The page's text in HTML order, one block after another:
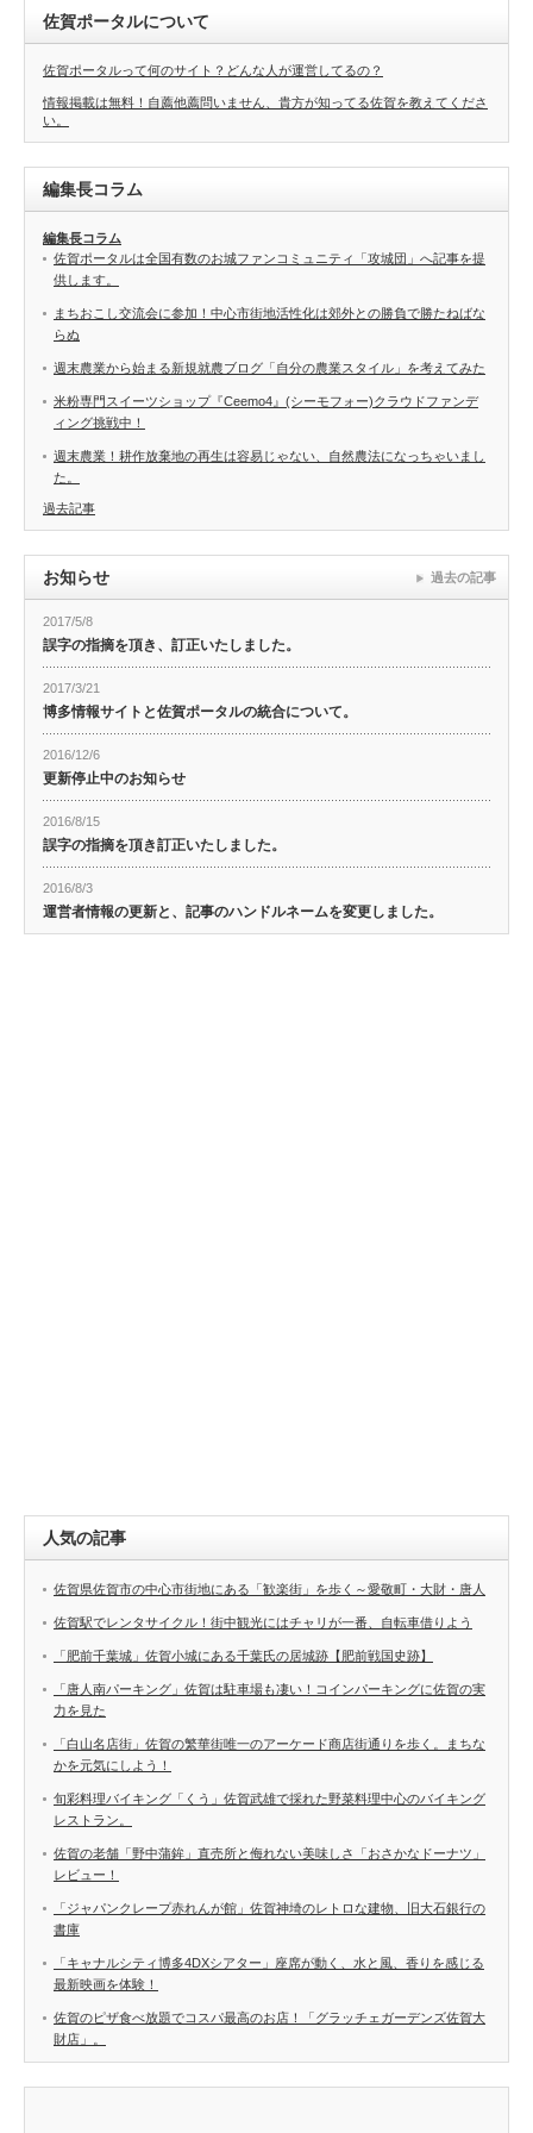
佐賀ポータルについて
佐賀ポータルって何のサイト？どんな人が運営してるの？
情報掲載は無料！自薦他薦問いません、貴方が知ってる佐賀を教えてくださ
い。
編集長コラム
編集長コラム
佐賀ポータルは全国有数のお城ファンコミュニティ「攻城団」へ記事を提
供します。
まちおこし交流会に参加！中心市街地活性化は郊外との勝負で勝たねばな
らぬ
週末農業から始まる新規就農ブログ「自分の農業スタイル」を考えてみた
米粉専門スイーツショップ『Ceemo4』(シーモフォー)クラウドファンデ
ィング挑戦中！
週末農業！耕作放棄地の再生は容易じゃない、自然農法になっちゃいまし
た。
過去記事
お知らせ
2017/5/8
誤字の指摘を頂き、訂正いたしました。
2017/3/21
博多情報サイトと佐賀ポータルの統合について。
2016/12/6
更新停止中のお知らせ
2016/8/15
誤字の指摘を頂き訂正いたしました。
2016/8/3
運営者情報の更新と、記事のハンドルネームを変更しました。
過去の記事
人気の記事
佐賀県佐賀市の中心市街地にある「歓楽街」を歩く～愛敬町・大財・唐人
佐賀駅でレンタサイクル！街中観光にはチャリが一番、自転車借りよう
「肥前千葉城」佐賀小城にある千葉氏の居城跡【肥前戦国史跡】
「唐人南パーキング」佐賀は駐車場も凄い！コインパーキングに佐賀の実
力を見た
「白山名店街」佐賀の繁華街唯一のアーケード商店街通りを歩く。まちな
かを元気にしよう！
旬彩料理バイキング「くう」佐賀武雄で採れた野菜料理中心のバイキング
レストラン。
佐賀の老舗「野中蒲鉾」直売所と侮れない美味しさ「おさかなドーナツ」
レビュー！
「ジャパンクレープ赤れんが館」佐賀神埼のレトロな建物、旧大石銀行の
書庫
「キャナルシティ博多4DXシアター」座席が動く、水と風、香りを感じる
最新映画を体験！
佐賀のピザ食べ放題でコスパ最高のお店！「グラッチェガーデンズ佐賀大
財店」。